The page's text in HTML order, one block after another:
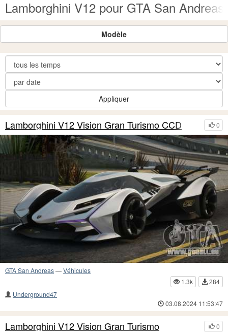
Lamborghini V12 pour GTA San Andreas
Modèle
Appliquer
0
Lamborghini V12 Vision Gran Turismo CCD
GTA San Andreas—Véhicules
1.3k
284
Underground47
03.08.2024 11:53:47
0
Lamborghini V12 Vision Gran Turismo